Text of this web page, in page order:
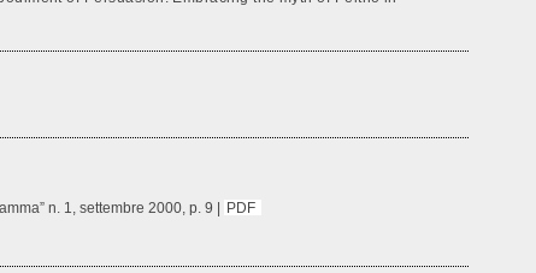
n. 1, settembre 2000, p. 9 | PDF